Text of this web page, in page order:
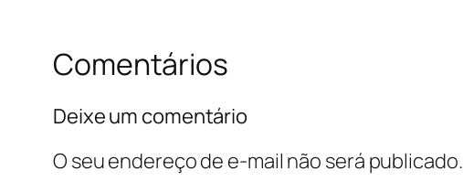
Comentários
Deixe um comentário
O seu endereço de e-mail não será publicado.